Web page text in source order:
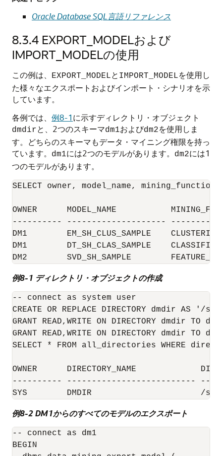
Oracle Database SQL言語リファレンス
8.3.4 EXPORT_MODELおよび
IMPORT_MODELの使用
この例は、 EXPORT_MODELと IMPORT_MODELを使用し
た様々なエクスポートおよびインポート・シナリオを示
しています。
各例では、 例8-1に示すディレクトリ・オブジェクト
dmdirと、2つのスキーマdm1およびdm2を使用しま
す。どちらのスキーマもデータ・マイニング権限を持っ
ています。
dm1には2つのモデルがあります。 dm2には1
つのモデルがあります。
SELECT owner, model_name,
OWNER      MODEL_NAME
---------- --------------------
DM1        EM_SH_CLUS_SAMPLE
DM1        DT_SH_CLAS_SAMPLE
DM2        SVD_SH_SAMPLE
例8-1 ディレクトリ・オブジェクトの作成
-- connect as system user
CREATE OR REPLACE DIRECTORY dmdir AS
GRANT READ,WRITE ON DIRECTORY dmdir TO
GRANT READ,WRITE ON DIRECTORY dmdir TO
SELECT * FROM all_directories WHERE
OWNER      DIRECTORY_NAME
---------- --------------------------
SYS        DMDIR                      /
例8-2 DM1からのすべてのモデルのエクスポート
-- connect as dm1
BEGIN